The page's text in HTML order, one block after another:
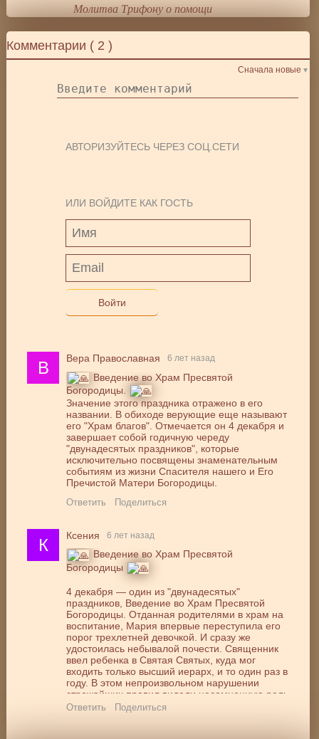
Комментарии ( 2 )
Сначала новые
АВТОРИЗУЙТЕСЬ ЧЕРЕЗ СОЦ.СЕТИ
ИЛИ ВОЙДИТЕ КАК ГОСТЬ
Войти
В Вера Православная 6 лет назад
Введение во Храм Пресвятой
Богородицы.
Значение этого праздника отражено в его
названии. В обиходе верующие еще называют
его "Храм благов". Отмечается он 4 декабря и
завершает собой годичную череду
"двунадесятых праздников", которые
исключительно посвящены знаменательным
событиям из жизни Спасителя нашего и Его
Пречистой Матери Богородицы.
Ответить Поделиться
К Ксения 6 лет назад
Введение во Храм Пресвятой
Богородицы
4 декабря — один из "двунадесятых"
праздников, Введение во Храм Пресвятой
Богородицы. Отданная родителями в храм на
воспитание, Мария впервые переступила его
порог трехлетней девочкой. И сразу же
удостоилась небывалой почести. Священник
ввел ребенка в Святая Святых, куда мог
входить только высший иерарх, и то один раз в
году. В этом непроизвольном нарушении
строжайших правил видели несомненную роль
Божественного провидения, и само событие
Ответить Поделиться
Молитва Трифону о помощи